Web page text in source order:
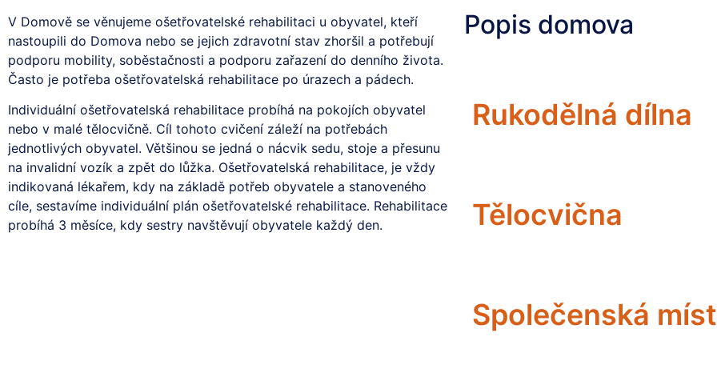
V Domově se věnujeme ošetřovatelské rehabilitaci u obyvatel, kteří
nastoupili do Domova nebo se jejich zdravotní stav zhoršil a potřebují
podporu mobility, soběstačnosti a podporu zařazení do denního života.
Často je potřeba ošetřovatelská rehabilitace po úrazech a pádech.
Individuální ošetřovatelská rehabilitace probíhá na pokojích obyvatel
nebo v malé tělocvičně. Cíl tohoto cvičení záleží na potřebách
jednotlivých obyvatel. Většinou se jedná o nácvik sedu, stoje a přesunu
na invalidní vozík a zpět do lůžka. Ošetřovatelská rehabilitace, je vždy
indikovaná lékařem, kdy na základě potřeb obyvatele a stanoveného
cíle, sestavíme individuální plán ošetřovatelské rehabilitace. Rehabilitace
probíhá 3 měsíce, kdy sestry navštěvují obyvatele každý den.
Popis domova
Rukodělná dílna
Tělocvična
Společenská